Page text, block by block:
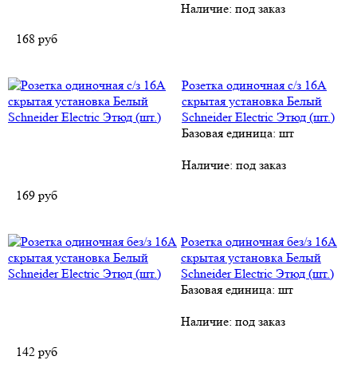
Наличие: под заказ
168 руб
Розетка одиночная с/з 16А
скрытая установка Белый
Schneider Electric Этюд (шт.)
Базовая единица: шт
Наличие: под заказ
169 руб
Розетка одиночная без/з 16А
скрытая установка Белый
Schneider Electric Этюд (шт.)
Базовая единица: шт
Наличие: под заказ
142 руб